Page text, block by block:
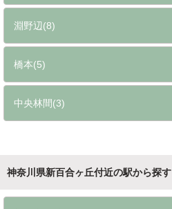
淵野辺(8)
橋本(5)
中央林間(3)
神奈川県新百合ヶ丘付近の駅から探す